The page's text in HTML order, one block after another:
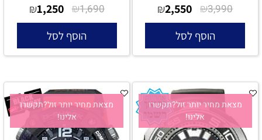
₪3,990
₪2,550
הוסף לסל
₪1,690
₪1,250
הוסף לסל
מצאת מחיר יותר זול?תקשרו
אלינו!
מצאת מחיר יותר זול?תקשרו
אלינו!